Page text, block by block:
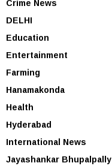
DELHI
Education
Entertainment
Farming
Hanamakonda
Health
Hyderabad
International News
Jayashankar Bhupalpally